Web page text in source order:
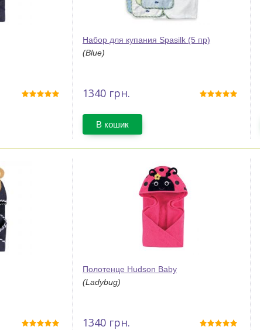
Набор для купания Spasilk (5 пр)
(Blue)
1340 грн.
В кошик
Полотенце Hudson Baby
(Ladybug)
1340 грн.